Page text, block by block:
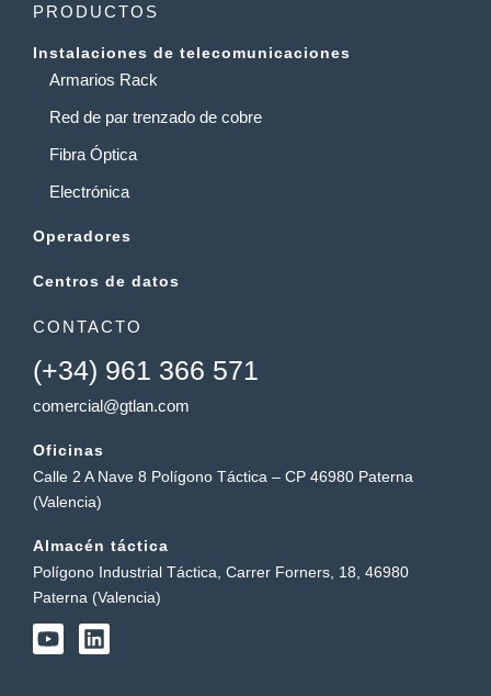
PRODUCTOS
Instalaciones de telecomunicaciones
Armarios Rack
Red de par trenzado de cobre
Fibra Óptica
Electrónica
Operadores
Centros de datos
CONTACTO
(+34) 961 366 571
comercial@gtlan.com
Oficinas
Calle 2 A Nave 8 Polígono Táctica – CP 46980 Paterna
(Valencia)
Almacén táctica
Polígono Industrial Táctica, Carrer Forners, 18, 46980
Paterna (Valencia)
Y
o
L
i